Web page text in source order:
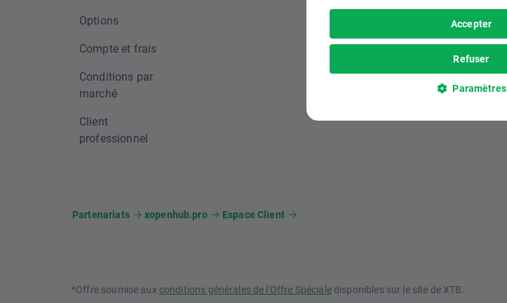
Options
Compte et frais
Conditions par
marché
Client
professionnel
Partenariats xopenhub.pro Espace Client
*Offre soumise aux conditions générales de l'Offre Spécialedisponibles sur le site de XTB.
Accepter
Refuser
Paramètres